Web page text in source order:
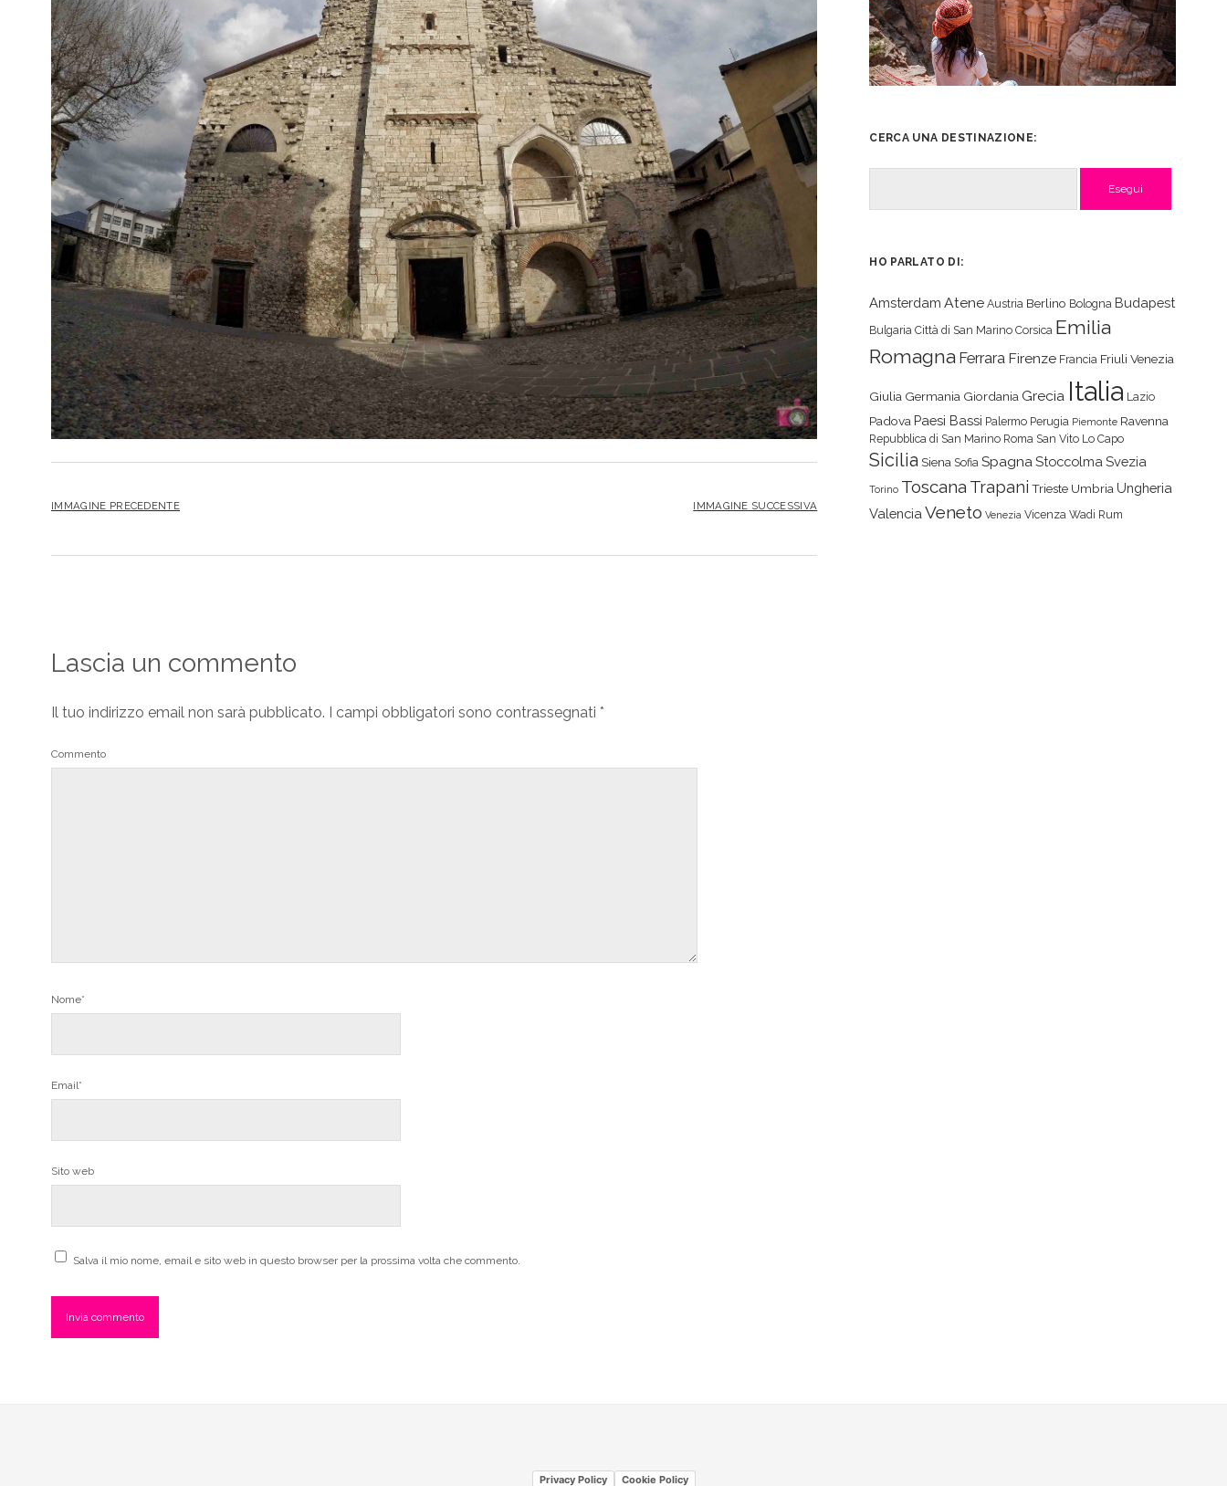
IMMAGINE PRECEDENTE IMMAGINE SUCCESSIVA
Lascia un commento
Il tuo indirizzo email non sarà pubblicato. I campi obbligatori sono contrassegnati *
Commento
Nome*
Email*
Sito web
Salva il mio nome, email e sito web in questo browser per la prossima volta che commento.
CERCA UNA DESTINAZIONE:
HO PARLATO DI:
Amsterdam Atene Austria Berlino Bologna Budapest
Bulgaria Città di San Marino Corsica Emilia
Romagna Ferrara Firenze Francia Friuli Venezia
Giulia Germania Giordania Grecia Italia Lazio
Padova Paesi Bassi Palermo Perugia Piemonte Ravenna
Repubblica di San Marino Roma San Vito Lo Capo
Sicilia Siena Sofia SpagnaStoccolma Svezia
Torino Toscana Trapani Trieste Umbria Ungheria
Valencia Veneto Venezia Vicenza Wadi Rum
Privacy Policy Cookie Policy